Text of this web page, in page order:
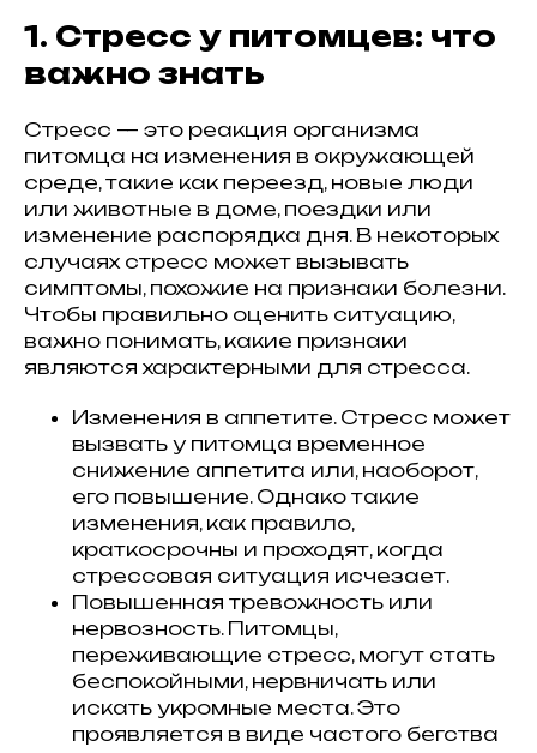
1. Стресс у питомцев: что
важно знать
Стресс — это реакция организма
питомца на изменения в окружающей
среде, такие как переезд, новые люди
или животные в доме, поездки или
изменение распорядка дня. В некоторых
случаях стресс может вызывать
симптомы, похожие на признаки болезни.
Чтобы правильно оценить ситуацию,
важно понимать, какие признаки
являются характерными для стресса.
Изменения в аппетите. Стресс может
вызвать у питомца временное
снижение аппетита или, наоборот,
его повышение. Однако такие
изменения, как правило,
краткосрочны и проходят, когда
стрессовая ситуация исчезает.
Повышенная тревожность или
нервозность. Питомцы,
переживающие стресс, могут стать
беспокойными, нервничать или
искать укромные места. Это
проявляется в виде частого бегства